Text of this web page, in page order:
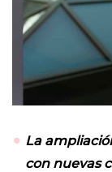
La
con nuevas